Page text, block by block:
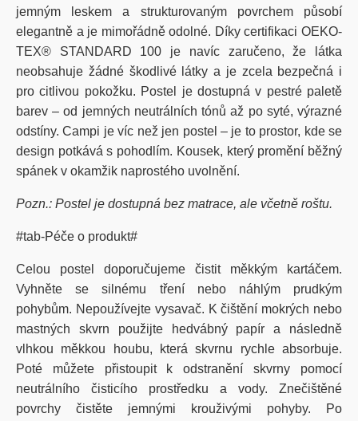
jemným leskem a strukturovaným povrchem působí
elegantně a je mimořádně odolné. Díky certifikaci OEKO-
TEX® STANDARD 100 je navíc zaručeno, že látka
neobsahuje žádné škodlivé látky a je zcela bezpečná i
pro citlivou pokožku. Postel je dostupná v pestré paletě
barev – od jemných neutrálních tónů až po syté, výrazné
odstíny. Campi je víc než jen postel – je to prostor, kde se
design potkává s pohodlím. Kousek, který promění běžný
spánek v okamžik naprostého uvolnění.
Pozn.: Postel je dostupná bez matrace, ale včetně roštu.
#tab-Péče o produkt#
Celou postel doporučujeme čistit měkkým kartáčem.
Vyhněte se silnému tření nebo náhlým prudkým
pohybům. Nepoužívejte vysavač. K čištění mokrých nebo
mastných skvrn použijte hedvábný papír a následně
vlhkou měkkou houbu, která skvrnu rychle absorbuje.
Poté můžete přistoupit k odstranění skvrny pomocí
neutrálního čisticího prostředku a vody. Znečištěné
povrchy čistěte jemnými krouživými pohyby. Po